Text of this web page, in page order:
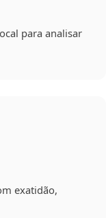
para analisar
exatidão,